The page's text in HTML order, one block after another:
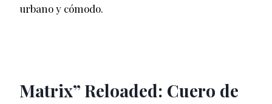
urbano y cómodo.
Matrix” Reloaded: Cuero de